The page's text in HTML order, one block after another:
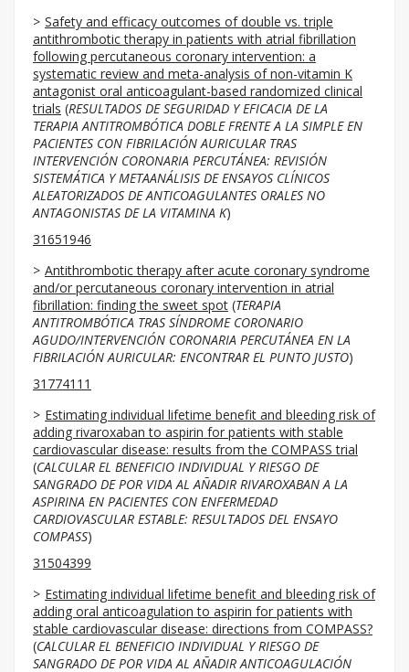
Safety and efficacy outcomes of double vs. triple
antithrombotic therapy in patients with atrial fibrillation
following percutaneous coronary intervention: a
systematic review and meta-analysis of non-vitamin K
antagonist oral anticoagulant-based randomized clinical
trials (RESULTADOS DE SEGURIDAD Y EFICACIA DE LA
TERAPIA ANTITROMBÓTICA DOBLE FRENTE A LA SIMPLE EN
PACIENTES CON FIBRILACIÓN AURICULAR TRAS
INTERVENCIÓN CORONARIA PERCUTÁNEA: REVISIÓN
SISTEMÁTICA Y METAANÁLISIS DE ENSAYOS CLÍNICOS
ALEATORIZADOS DE ANTICOAGULANTES ORALES NO
ANTAGONISTAS DE LA VITAMINA K)
31651946
Antithrombotic therapy after acute coronary syndrome
and/or percutaneous coronary intervention in atrial
fibrillation: finding the sweet spot (TERAPIA
ANTITROMBÓTICA TRAS SÍNDROME CORONARIO
AGUDO/INTERVENCIÓN CORONARIA PERCUTÁNEA EN LA
FIBRILACIÓN AURICULAR: ENCONTRAR EL PUNTO JUSTO)
31774111
Estimating individual lifetime benefit and bleeding risk of
adding rivaroxaban to aspirin for patients with stable
cardiovascular disease: results from the COMPASS trial
(CALCULAR EL BENEFICIO INDIVIDUAL Y RIESGO DE
SANGRADO DE POR VIDA AL AÑADIR RIVAROXABAN A LA
ASPIRINA EN PACIENTES CON ENFERMEDAD
CARDIOVASCULAR ESTABLE: RESULTADOS DEL ENSAYO
COMPASS)
31504399
Estimating individual lifetime benefit and bleeding risk of
adding oral anticoagulation to aspirin for patients with
stable cardiovascular disease: directions from COMPASS?
(CALCULAR EL BENEFICIO INDIVIDUAL Y RIESGO DE
SANGRADO DE POR VIDA AL AÑADIR ANTICOAGULACIÓN